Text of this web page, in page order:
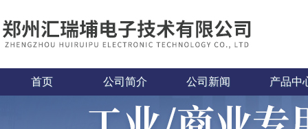
首页 公司简介 公司新闻 产品中